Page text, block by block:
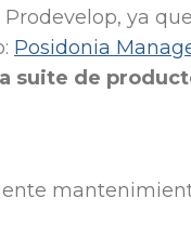
ya
Posidonia
suite de